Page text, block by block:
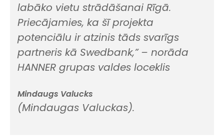
labāko vietu strādāšanai Rīgā.
Priecājamies, ka šī projekta
potenciālu ir atzinis tāds svarīgs
partneris kā Swedbank,” – norāda
HANNER grupas valdes loceklis
Mindaugs Valucks
(Mindaugas Valuckas).